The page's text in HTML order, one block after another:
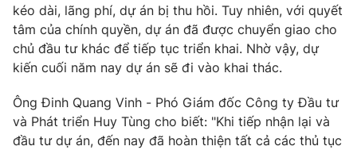
kéo dài, lãng phí, dự án bị thu hồi. Tuy nhiên, với quyết
tâm của chính quyền, dự án đã được chuyển giao cho
chủ đầu tư khác để tiếp tục triển khai. Nhờ vậy, dự
kiến cuối năm nay dự án sẽ đi vào khai thác.
Ông Đinh Quang Vinh - Phó Giám đốc Công ty Đầu tư
và Phát triển Huy Tùng cho biết: "Khi tiếp nhận lại và
đầu tư dự án, đến nay đã hoàn thiện tất cả các thủ tục